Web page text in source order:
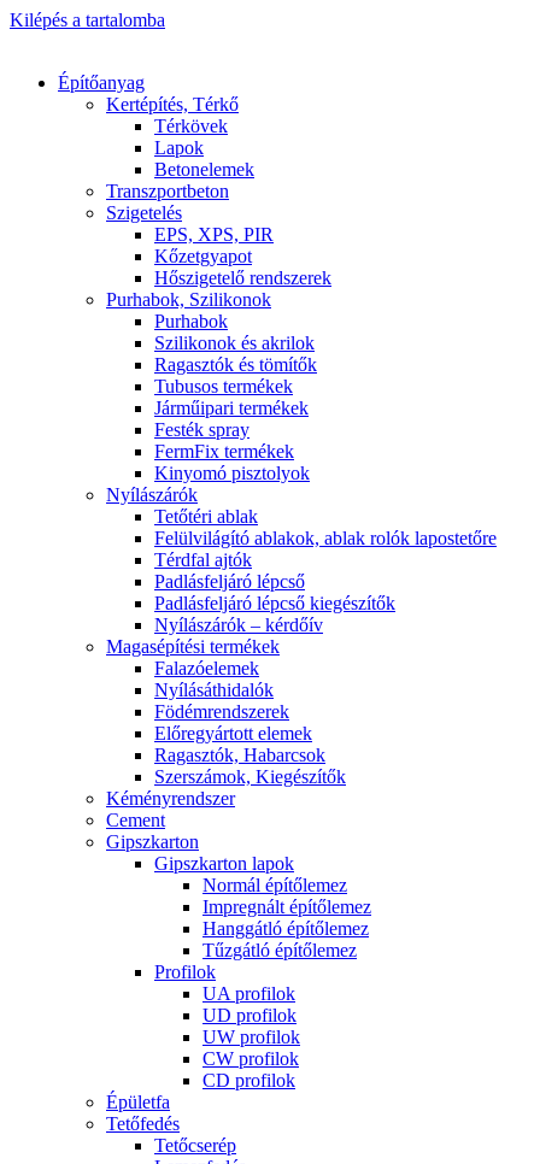
Kilépés a tartalomba
Építőanyag
Kertépítés, Térkő
Térkövek
Lapok
Betonelemek
Transzportbeton
Szigetelés
EPS, XPS, PIR
Kőzetgyapot
Hőszigetelő rendszerek
Purhabok, Szilikonok
Purhabok
Szilikonok és akrilok
Ragasztók és tömítők
Tubusos termékek
Járműipari termékek
Festék spray
FermFix termékek
Kinyomó pisztolyok
Nyílászárók
Tetőtéri ablak
Felülvilágító ablakok, ablak rolók lapostetőre
Térdfal ajtók
Padlásfeljáró lépcső
Padlásfeljáró lépcső kiegészítők
Nyílászárók – kérdőív
Magasépítési termékek
Falazóelemek
Nyílásáthidalók
Födémrendszerek
Előregyártott elemek
Ragasztók, Habarcsok
Szerszámok, Kiegészítők
Kéményrendszer
Cement
Gipszkarton
Gipszkarton lapok
Normál építőlemez
Impregnált építőlemez
Hanggátló építőlemez
Tűzgátló építőlemez
Profilok
UA profilok
UD profilok
UW profilok
CW profilok
CD profilok
Épületfa
Tetőfedés
Tetőcserép